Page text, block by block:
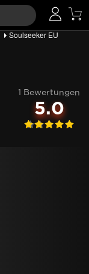
Soulseeker EU
1 Bewertungen
5.0